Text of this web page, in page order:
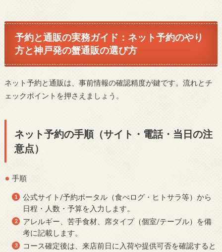
予約と通販の実務ガイド：ネット予約のやり
方と神戸発の蟹通販の選び方
ネット予約と通販は、事前情報の確認精度が鍵です。流れとチ
ェックポイントを押さえましょう。
ネット予約の手順（サイト・電話・当日の注
意点）
手順
公式サイト/予約ポータル（食べログ・ヒトサラ等）から
日程・人数・予算を入力します。
アレルギー、苦手食材、席タイプ（個室/テーブル）を備
考に記載します。
コース確定後は、来店前日に入荷や提供可否を確認すると